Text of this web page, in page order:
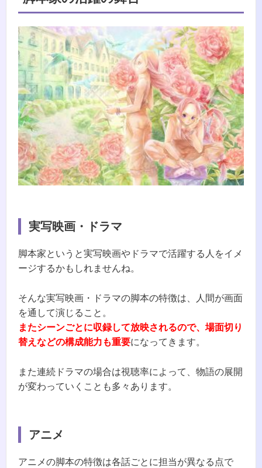
実写映画・ドラマ
脚本家というと実写映画やドラマで活躍する人をイメ
ージするかもしれませんね。
そんな実写映画・ドラマの脚本の特徴は、人間が画面
を通して演じること。
またシーンごとに収録して放映されるので、場面切り
替えなどの構成能力も重要になってきます。
また連続ドラマの場合は視聴率によって、物語の展開
が変わっていくことも多々あります。
アニメ
アニメの脚本の特徴は各話ごとに担当が異なる点で